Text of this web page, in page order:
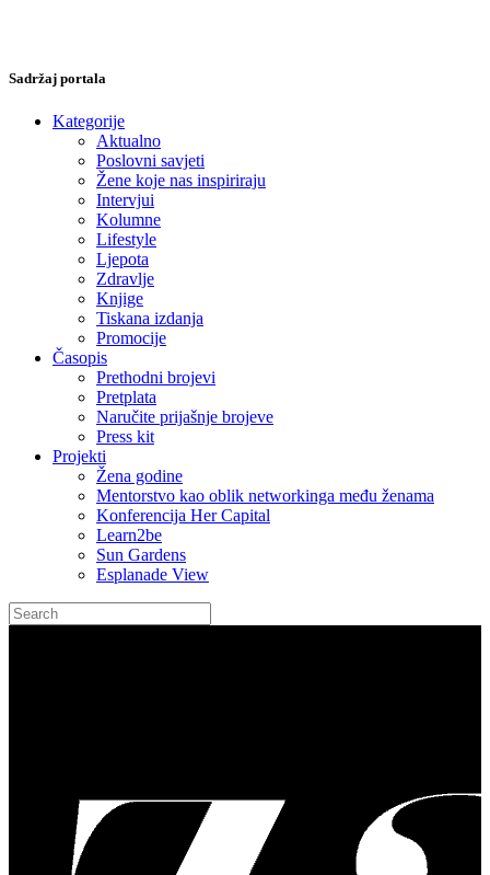
Sadržaj portala
Kategorije
Aktualno
Poslovni savjeti
Žene koje nas inspiriraju
Intervjui
Kolumne
Lifestyle
Ljepota
Zdravlje
Knjige
Tiskana izdanja
Promocije
Časopis
Prethodni brojevi
Pretplata
Naručite prijašnje brojeve
Press kit
Projekti
Žena godine
Mentorstvo kao oblik networkinga među ženama
Konferencija Her Capital
Learn2be
Sun Gardens
Esplanade View